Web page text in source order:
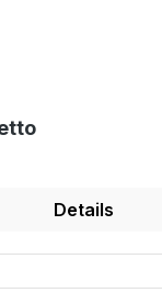
Details